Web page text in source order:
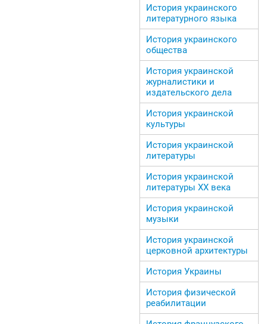
История украинского
литературного языка
История украинского
общества
История украинской
журналистики и
издательского дела
История украинской
культуры
История украинской
литературы
История украинской
литературы ХХ века
История украинской
музыки
История украинской
церковной архитектуры
История Украины
История физической
реабилитации